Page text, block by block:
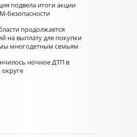
подвела итоги акции
безопасности
продолжается
на выплату для покупки
многодетным семьям
ночное ДТП в